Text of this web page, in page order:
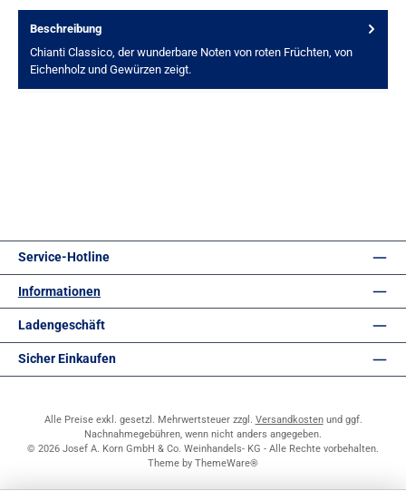
Beschreibung
Chianti Classico, der wunderbare Noten von roten Früchten, von
Eichenholz und Gewürzen zeigt.
Service-Hotline
Informationen
Ladengeschäft
Sicher Einkaufen
Alle Preise exkl. gesetzl. Mehrwertsteuer zzgl. Versandkostenund ggf.
Nachnahmegebühren, wenn nicht anders angegeben.
© 2026 Josef A. Korn GmbH & Co. Weinhandels- KG - Alle Rechte vorbehalten.
Theme by ThemeWare®